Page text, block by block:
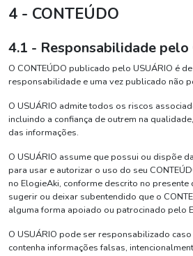
4 - CONTEÚDO
4.1 - Responsabilidade pelo
O CONTEÚDO publicado pelo USUÁRIO é
responsabilidade e uma vez publicado não
O USUÁRIO admite todos os riscos
incluindo a confiança de outrem na
das informações.
O USUÁRIO assume que possui ou dispõe
para usar e autorizar o uso do seu
no ElogieAki, conforme descrito no presente
sugerir ou deixar subentendido que o
alguma forma apoiado ou patrocinado pelo
O USUÁRIO pode ser responsabilizado
contenha informações falsas,